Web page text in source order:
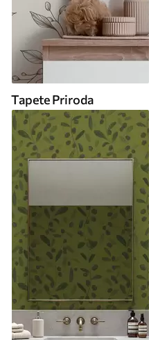
Tapete Priroda